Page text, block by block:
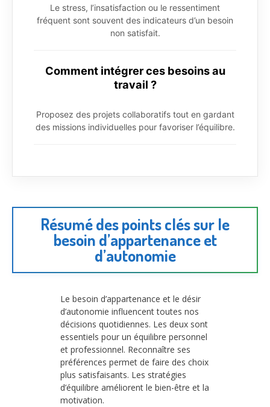
Le stress, l’insatisfaction ou le ressentiment
fréquent sont souvent des indicateurs d’un besoin
non satisfait.
Comment intégrer ces besoins au
travail ?
Proposez des projets collaboratifs tout en gardant
des missions individuelles pour favoriser l’équilibre.
Résumé des points clés sur le
besoin d’appartenance et
d’autonomie
Le besoin d’appartenance et le désir
d’autonomie influencent toutes nos
décisions quotidiennes. Les deux sont
essentiels pour un équilibre personnel
et professionnel. Reconnaître ses
préférences permet de faire des choix
plus satisfaisants. Les stratégies
d’équilibre améliorent le bien-être et la
motivation.